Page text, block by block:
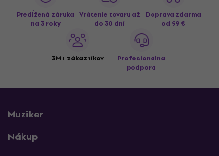
Predĺžená záruka
na 3 roky
Vrátenie tovaru až
do 30 dní
Doprava zdarma
od 99 €
3M+ zákazníkov
Profesionálna
podpora
Muziker
Nákup